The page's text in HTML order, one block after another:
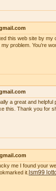
this web site by my
problem. You’re
a great and
this. Thank you for
me I found your
it. lsm99